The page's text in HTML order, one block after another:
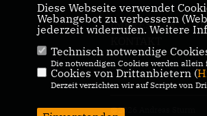
IMPRESSUM
@2026 Andreas Sturm
Diese Webseite verwendet
Webangebot zu verbessern
jederzeit widerrufen. Weitere
Technisch notwendige
Die notwendigen Cookies werden
Cookies von Drittanbietern (
Derzeit verzichten wir auf Scripte von